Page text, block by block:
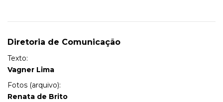
Diretoria de Comunicação
Texto:
Vagner Lima
Fotos (arquivo):
Renata de Brito